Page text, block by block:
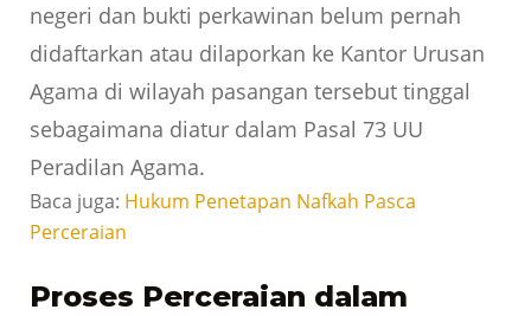
negeri dan bukti perkawinan belum pernah
didaftarkan atau dilaporkan ke Kantor Urusan
Agama di wilayah pasangan tersebut tinggal
sebagaimana diatur dalam Pasal 73 UU
Peradilan Agama.
Baca juga: Hukum Penetapan Nafkah Pasca
Perceraian
Proses Perceraian dalam